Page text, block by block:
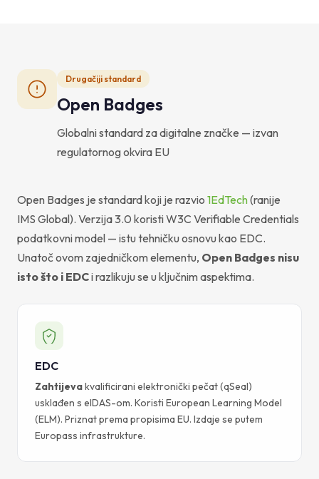
Drugačiji standard
Open Badges
Globalni standard za digitalne značke — izvan
regulatornog okvira EU
Open Badges je standard koji je razvio 1EdTech(ranije
IMS Global). Verzija 3.0 koristi W3C Verifiable Credentials
podatkovni model — istu tehničku osnovu kao EDC.
Unatoč ovom zajedničkom elementu, Open Badges nisu
isto što i EDCi razlikuju se u ključnim aspektima.
EDC
Zahtijevakvalificirani elektronički pečat (qSeal)
usklađen s eIDAS-om. Koristi European Learning Model
(ELM). Priznat prema propisima EU. Izdaje se putem
Europass infrastrukture.